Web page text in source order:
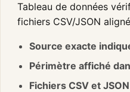
Tableau de données
fichiers CSV/JSON
Source exacte
Périmètre affiché
Fichiers CSV et